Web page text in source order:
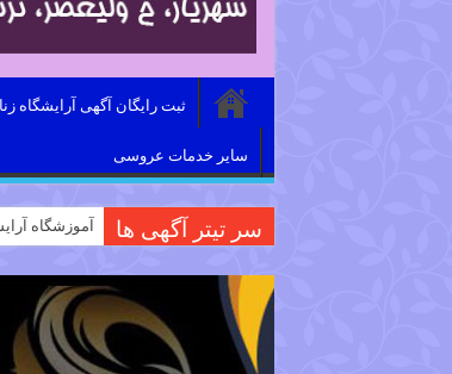
ثبت رایگان آگهی آرایشگاه
سایر خدمات عروسی
سر تیتر آگهی ها آموزشگاه